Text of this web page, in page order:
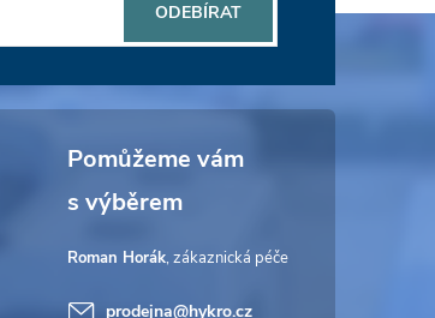
ODEBÍRAT
Roman Horák
prodejna@hykro.cz